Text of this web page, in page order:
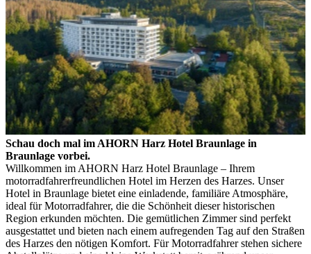
Schau doch mal im AHORN Harz Hotel Braunlage in
Braunlage vorbei.
Willkommen im AHORN Harz Hotel Braunlage – Ihrem
motorradfahrerfreundlichen Hotel im Herzen des Harzes. Unser
Hotel in Braunlage bietet eine einladende, familiäre Atmosphäre,
ideal für Motorradfahrer, die die Schönheit dieser historischen
Region erkunden möchten. Die gemütlichen Zimmer sind perfekt
ausgestattet und bieten nach einem aufregenden Tag auf den Straßen
des Harzes den nötigen Komfort. Für Motorradfahrer stehen sichere